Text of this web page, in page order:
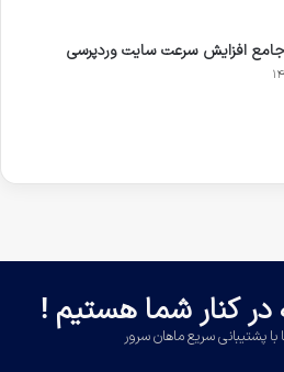
جامع افزایش سرعت سایت وردپرسی
کنار شما هستیم !
پشتیبانی سریع ماهان سرور